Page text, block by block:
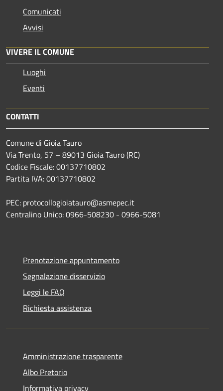
Comunicati
Avvisi
VIVERE IL COMUNE
Luoghi
Eventi
CONTATTI
Comune di Gioia Tauro
Via Trento, 57 – 89013 Gioia Tauro (RC)
Codice Fiscale: 00137710802
Partita IVA: 00137710802
PEC: protocollogioiatauro@asmepec.it
Centralino Unico: 0966-508230 - 0966-5081
Prenotazione appuntamento
Segnalazione disservizio
Leggi le FAQ
Richiesta assistenza
Amministrazione trasparente
Albo Pretorio
Informativa privacy